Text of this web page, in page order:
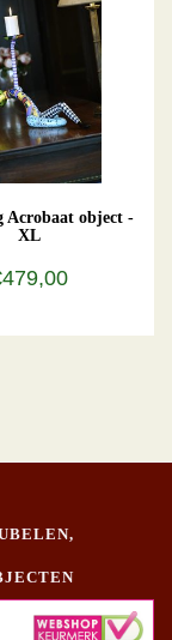
Acrobaat object -
XL